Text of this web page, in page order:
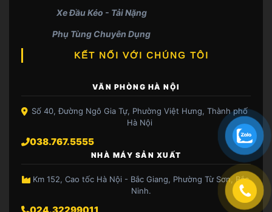
Xe Đầu Kéo - Tải Nặng
Phụ Tùng Chuyên Dụng
KẾT NỐI VỚI CHÚNG TÔI
VĂN PHÒNG HÀ NỘI
Số 40, Đường Ngô Gia Tự, Phường Việt Hưng, Thành phố
Hà Nội
038.767.5555
NHÀ MÁY SẢN XUẤT
Km 152, Cao tốc Hà Nội - Bắc Giang, Phường Từ Sơn, Bắc
Ninh.